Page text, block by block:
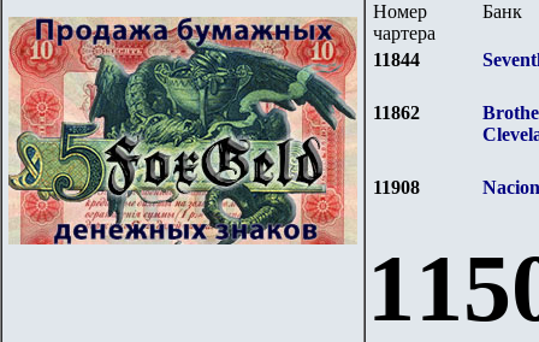
Номер
чартера
Банк
11844
11862
11908
1